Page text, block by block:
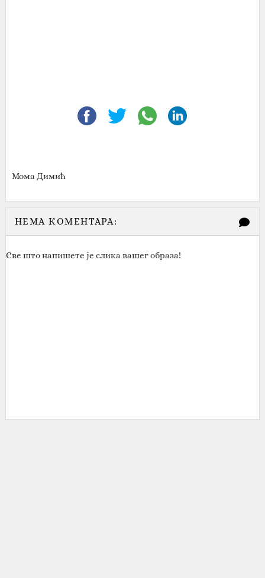
Мома Димић
НЕМА КОМЕНТАРА:
Све што напишете је слика вашег образа!